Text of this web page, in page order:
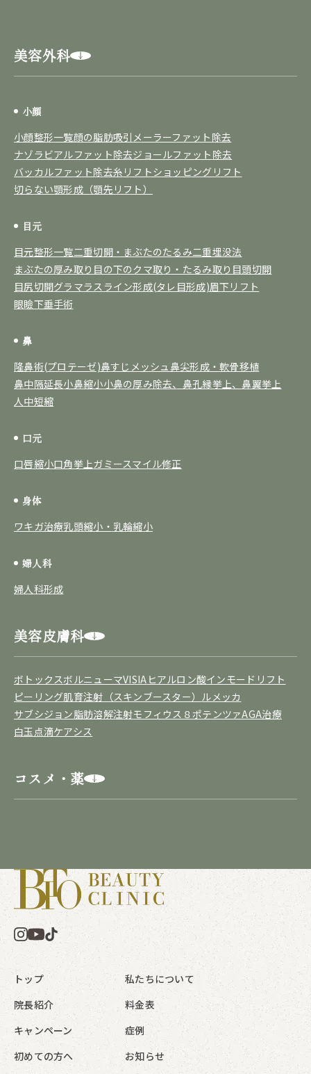
美容外科
小顔
小顔整形一覧顔の脂肪吸引 メーラーファット除去
ナゾラビアルファット除去ジョールファット除去
バッカルファット除去糸リフトショッピングリフト
切らない顎形成（顎先リフト）
目元
目元整形一覧二重切開・まぶたのたるみ二重埋没法
まぶたの厚み取り 目の下のクマ取り・たるみ取り 目頭切開
目尻切開グラマラスライン形成(タレ目形成)眉下リフト
眼瞼下垂手術
鼻
隆鼻術(プロテーゼ)鼻すじメッシュ鼻尖形成・軟骨移植
鼻中隔延長小鼻縮小小鼻の厚み除去、鼻孔縁挙上、鼻翼挙上
人中短縮
口元
口唇縮小口角挙上ガミースマイル修正
身体
ワキガ治療乳頭縮小・乳輪縮小
婦人科
婦人科形成
美容皮膚科
ボトックスボルニューマVISIA ヒアルロン酸インモードリフト
ピーリング肌育注射（スキンブースター） ルメッカ
サブシジョン脂肪溶解注射モフィウス８ポテンツァAGA治療
白玉点滴ケアシス
コスメ・薬
トップ
私たちについて
院長紹介
料金表
キャンペーン
症例
初めての方へ
お知らせ